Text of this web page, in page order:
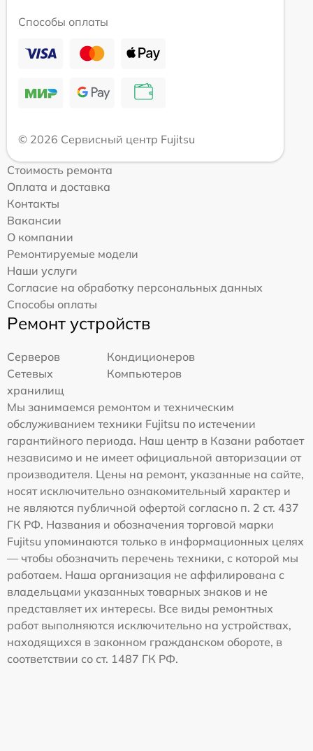
Способы оплаты
© 2026 Сервисный центр Fujitsu
Стоимость ремонта
Оплата и доставка
Контакты
Вакансии
О компании
Ремонтируемые модели
Наши услуги
Согласие на обработку персональных данных
Способы оплаты
Ремонт устройств
Серверов
Кондиционеров
Сетевых
хранилищ
Компьютеров
Мы занимаемся ремонтом и техническим
обслуживанием техники Fujitsu по истечении
гарантийного периода. Наш центр в Казани работает
независимо и не имеет официальной авторизации от
производителя. Цены на ремонт, указанные на сайте,
носят исключительно ознакомительный характер и
не являются публичной офертой согласно п. 2 ст. 437
ГК РФ. Названия и обозначения торговой марки
Fujitsu упоминаются только в информационных целях
— чтобы обозначить перечень техники, с которой мы
работаем. Наша организация не аффилирована с
владельцами указанных товарных знаков и не
представляет их интересы. Все виды ремонтных
работ выполняются исключительно на устройствах,
находящихся в законном гражданском обороте, в
соответствии со ст. 1487 ГК РФ.